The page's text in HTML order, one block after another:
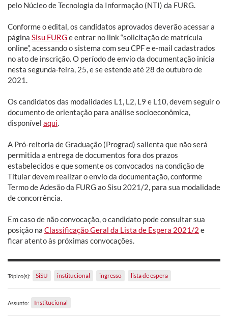
pelo Núcleo de Tecnologia da Informação (NTI) da FURG.
Conforme o edital, os candidatos aprovados deverão acessar a
página Sisu FURG e entrar no link “solicitação de matrícula
online”, acessando o sistema com seu CPF e e-mail cadastrados
no ato de inscrição. O período de envio da documentação inicia
nesta segunda-feira, 25, e se estende até 28 de outubro de
2021.
Os candidatos das modalidades L1, L2, L9 e L10, devem seguir o
documento de orientação para análise socioeconômica,
disponível aqui.
A Pró-reitoria de Graduação (Prograd) salienta que não será
permitida a entrega de documentos fora dos prazos
estabelecidos e que somente os convocados na condição de
Titular devem realizar o envio da documentação, conforme
Termo de Adesão da FURG ao Sisu 2021/2, para sua modalidade
de concorrência.
Em caso de não convocação, o candidato pode consultar sua
posição na Classificação Geral da Lista de Espera 2021/2 e
ficar atento às próximas convocações.
Tópico(s): SiSU institucional ingresso lista de espera
Assunto: Institucional